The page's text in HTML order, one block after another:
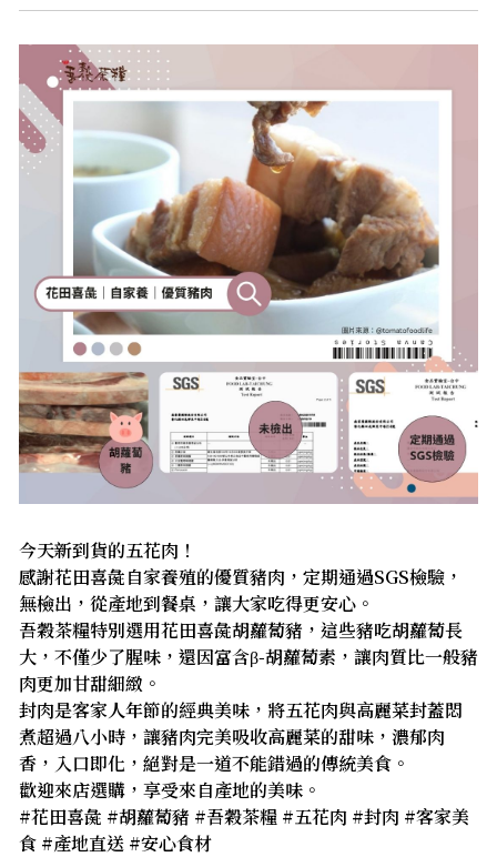
今天新到貨的五花肉！
感謝花田喜彘自家養殖的優質豬肉，定期通過SGS檢驗，
無檢出，從產地到餐桌，讓大家吃得更安心。
吾穀茶糧特別選用花田喜彘胡蘿蔔豬，這些豬吃胡蘿蔔長
大，不僅少了腥味，還因富含β-胡蘿蔔素，讓肉質比一般豬
肉更加甘甜細緻。
封肉是客家人年節的經典美味，將五花肉與高麗菜封蓋悶
煮超過八小時，讓豬肉完美吸收高麗菜的甜味，濃郁肉
香，入口即化，絕對是一道不能錯過的傳統美食。
歡迎來店選購，享受來自產地的美味。
#花田喜彘 #胡蘿蔔豬 #吾穀茶糧 #五花肉 #封肉 #客家美
食 #產地直送 #安心食材